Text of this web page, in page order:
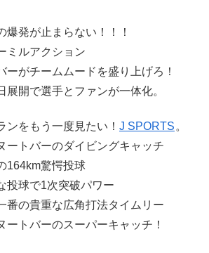
爆発が止まらない！！！
ミルアクション
ーがチームムードを盛り上げろ！
展開で選手とファンが一体化。
をもう一度見たい！ J SPORTS。
トバーのダイビングキャッチ
164km驚愕投球
投球で1次突破パワー
の貴重な広角打法タイムリー
トバーのスーパーキャッチ！